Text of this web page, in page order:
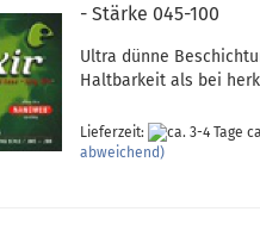
- Stärke 045-100
Ultra dünne
Haltbarkeit als bei
Lieferzeit:
abweichend)